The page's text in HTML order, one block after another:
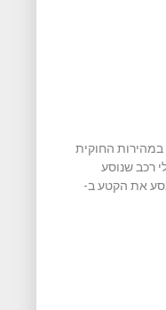
שנוסע במהירות החוקית
יש, למשל, 1 ק"מ (או 1000 מטר), אז כלי רכב שנוסע
לא פחות מזה. אם נסע את הקטע ב-